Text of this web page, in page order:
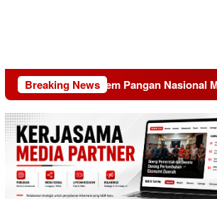
Breaking News
Sistem Pangan Nasional Menuju